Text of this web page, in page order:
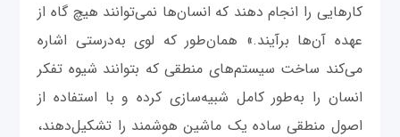
کارهایی را انجام دهند که انسان‌ها نمی‌توانند هیچ گاه از
عهده آن‌ها برآیند.» همان‌طور که لوی به‌درستی اشاره
می‌کند ساخت سیستم‌های منطقی که بتوانند شیوه تفکر
انسان را به‌طور کامل شبیه‌سازی کرده و با استفاده از
اصول منطقی ساده یک ماشین هوشمند را تشکیل‌دهند،